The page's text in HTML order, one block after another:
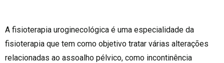
A fisioterapia uroginecológica é uma especialidade da
fisioterapia que tem como objetivo tratar várias alterações
relacionadas ao assoalho pélvico, como incontinência